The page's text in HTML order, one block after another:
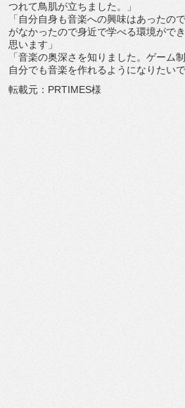
つれて鳥肌が立ちました。」
「自分自身も音楽への興味はあったので
がなかったので身近で学べる環境がで
思います」
「音楽の奥深さを知りました。ゲーム
自分でも音楽を作れるようになりたいで
転載元：PRTIMES様